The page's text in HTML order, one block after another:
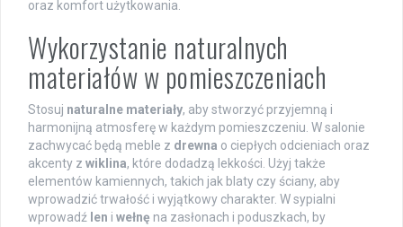
oraz komfort użytkowania.
Wykorzystanie naturalnych
materiałów w pomieszczeniach
Stosuj naturalne materiały, aby stworzyć przyjemną i
harmonijną atmosferę w każdym pomieszczeniu. W salonie
zachwycać będą meble z drewna o ciepłych odcieniach oraz
akcenty z wiklina, które dodadzą lekkości. Użyj także
elementów kamiennych, takich jak blaty czy ściany, aby
wprowadzić trwałość i wyjątkowy charakter. W sypialni
wprowadź len i wełnę na zasłonach i poduszkach, by